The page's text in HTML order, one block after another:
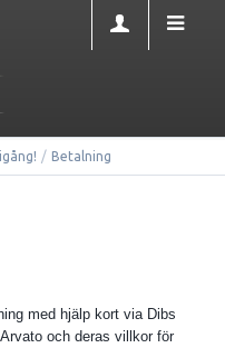
/ Betalning
med hjälp kort via Dibs
och deras villkor för